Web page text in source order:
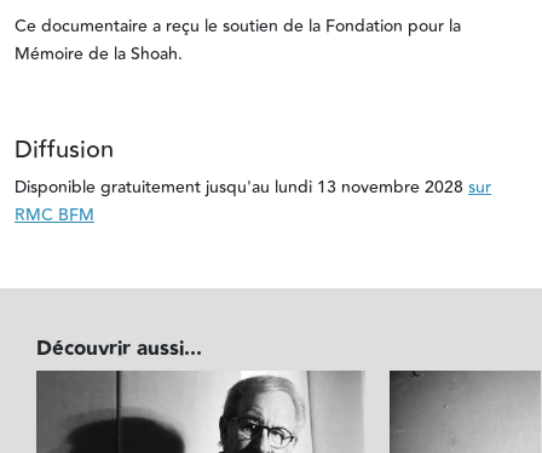
Ce documentaire a reçu le soutien de la Fondation pour la
Mémoire de la Shoah.
Diffusion
Disponible gratuitement jusqu'au lundi 13 novembre 2028 sur
RMC BFM
Découvrir aussi...